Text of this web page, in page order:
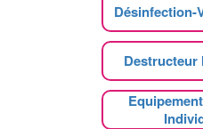
Désinfection-
Destructeur